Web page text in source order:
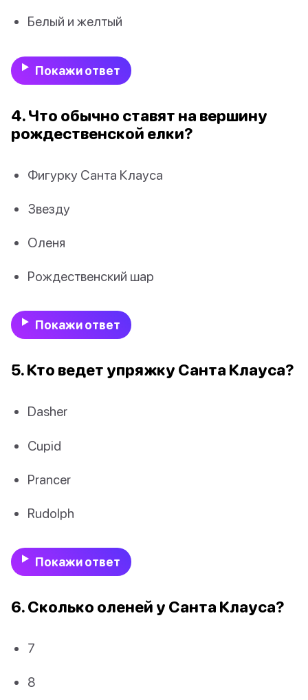
Белый и желтый
Покажи ответ
4. Что обычно ставят на вершину
рождественской елки?
Фигурку Санта Клауса
Звезду
Оленя
Рождественский шар
Покажи ответ
5. Кто ведет упряжку Санта Клауса?
Dasher
Cupid
Prancer
Rudolph
Покажи ответ
6. Сколько оленей у Санта Клауса?
7
8